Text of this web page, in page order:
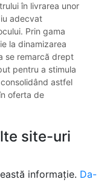
în livrarea unor
adecvat
Prin gama
la dinamizarea
se remarcă drept
pentru a stimula
astfel
oferta de
site-uri
informație. Da-